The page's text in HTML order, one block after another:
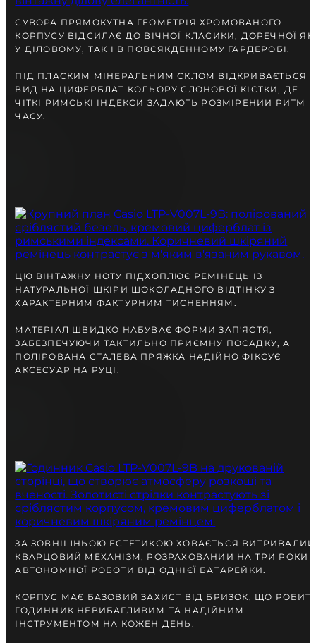
БЕЗКОШТОВНА ДОСТАВКА
ГАРАНТІЯ 12-24 МІСЯЦІВ
ВІДПРАВКА В ДЕНЬ ЗАМОВЛЕННЯ
Telegram
ПОРАДЬТЕСЯ
З НАШИМ ЕКСПЕРТОМ
СУВОРА ПРЯМОКУТНА ГЕОМЕТРІЯ ХРОМОВАНОГО
КОРПУСУ ВІДСИЛАЄ ДО ВІЧНОЇ КЛАСИКИ, ДОРЕЧНОЇ ЯК
У ДІЛОВОМУ, ТАК І В ПОВСЯКДЕННОМУ ГАРДЕРОБІ.
ПІД ПЛАСКИМ МІНЕРАЛЬНИМ СКЛОМ ВІДКРИВАЄТЬСЯ
ВИД НА ЦИФЕРБЛАТ КОЛЬОРУ СЛОНОВОЇ КІСТКИ, ДЕ
ЧІТКІ РИМСЬКІ ІНДЕКСИ ЗАДАЮТЬ РОЗМІРЕНИЙ РИТМ
ЧАСУ.
ЦЮ ВІНТАЖНУ НОТУ ПІДХОПЛЮЄ РЕМІНЕЦЬ ІЗ
НАТУРАЛЬНОЇ ШКІРИ ШОКОЛАДНОГО ВІДТІНКУ З
ХАРАКТЕРНИМ ФАКТУРНИМ ТИСНЕННЯМ.
МАТЕРІАЛ ШВИДКО НАБУВАЄ ФОРМИ ЗАП'ЯСТЯ,
ЗАБЕЗПЕЧУЮЧИ ТАКТИЛЬНО ПРИЄМНУ ПОСАДКУ, А
ПОЛІРОВАНА СТАЛЕВА ПРЯЖКА НАДІЙНО ФІКСУЄ
АКСЕСУАР НА РУЦІ.
ЗА ЗОВНІШНЬОЮ ЕСТЕТИКОЮ ХОВАЄТЬСЯ ВИТРИВАЛИЙ
КВАРЦОВИЙ МЕХАНІЗМ, РОЗРАХОВАНИЙ НА ТРИ РОКИ
АВТОНОМНОЇ РОБОТИ ВІД ОДНІЄЇ БАТАРЕЙКИ.
КОРПУС МАЄ БАЗОВИЙ ЗАХИСТ ВІД БРИЗОК, ЩО
ГОДИННИК НЕВИБАГЛИВИМ ТА НАДІЙНИМ
ІНСТРУМЕНТОМ НА КОЖЕН ДЕНЬ.